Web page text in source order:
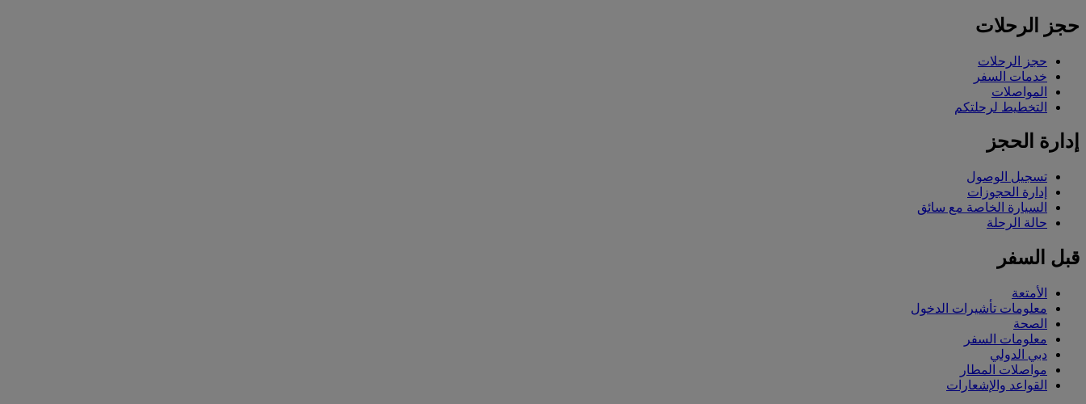
حجز الرحلات
حجز الرحلات
خدمات السفر
المواصلات
التخطيط لرحلتكم
إدارة الحجز
تسجيل الوصول
إدارة الحجوزات
السيارة الخاصة مع سائق
حالة الرحلة
قبل السفر
الأمتعة
معلومات تأشيرات الدخول
الصحة
معلومات السفر
دبي الدولي
مواصلات المطار
القواعد والإشعارات